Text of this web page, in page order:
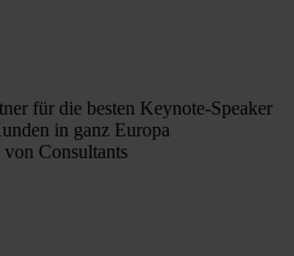
für die besten Keynote-Speaker
in ganz Europa
von Consultants